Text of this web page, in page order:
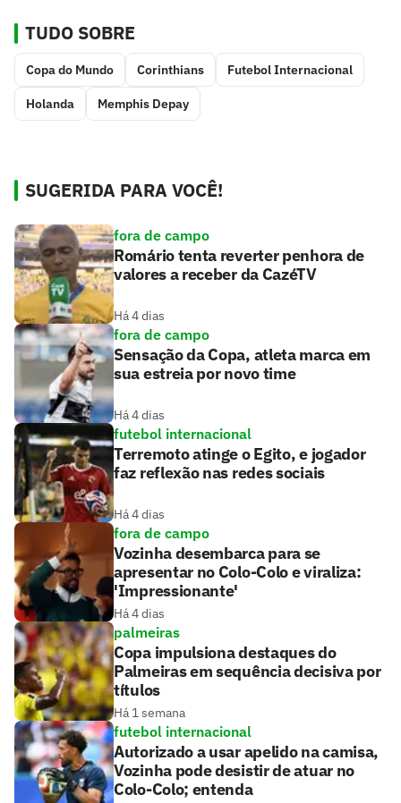
TUDO SOBRE
Copa do Mundo Corinthians Futebol Internacional
Holanda Memphis Depay
SUGERIDA PARA VOCÊ!
fora de campo
Romário tenta reverter penhora de
valores a receber da CazéTV
Há 4 dias
fora de campo
Sensação da Copa, atleta marca em
sua estreia por novo time
Há 4 dias
futebol internacional
Terremoto atinge o Egito, e jogador
faz reflexão nas redes sociais
Há 4 dias
fora de campo
Vozinha desembarca para se
apresentar no Colo-Colo e viraliza:
'Impressionante'
Há 4 dias
palmeiras
Copa impulsiona destaques do
Palmeiras em sequência decisiva por
títulos
Há 1 semana
futebol internacional
Autorizado a usar apelido na camisa,
Vozinha pode desistir de atuar no
Colo-Colo; entenda